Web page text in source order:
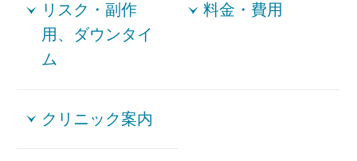
リスク・副作
用、ダウンタイ
ム
料金・費用
クリニック案内